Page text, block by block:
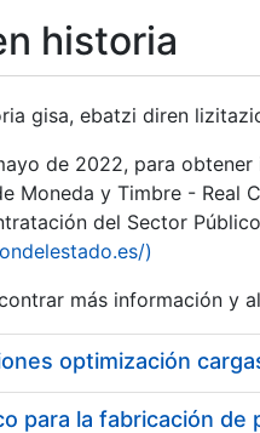
historia
gisa, ebatzi diren
de 2022, para
Moneda y Timbre - Real
del Sector
)
más información y
optimización
para la fabricación de